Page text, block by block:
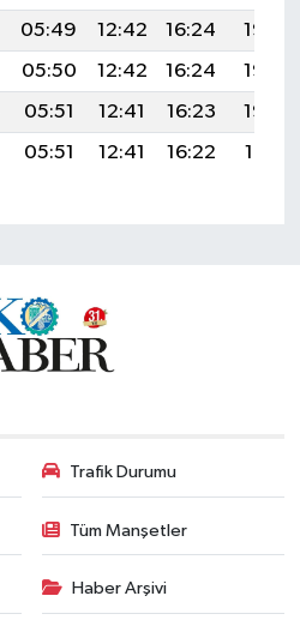
05:49 12:42 16:24
19:25
05:50 12:42 16:24
19:23
05:51 12:41 16:23
19:22
05:51 12:41 16:22 19:21
Trafik Durumu
Tüm Manşetler
Haber Arşivi